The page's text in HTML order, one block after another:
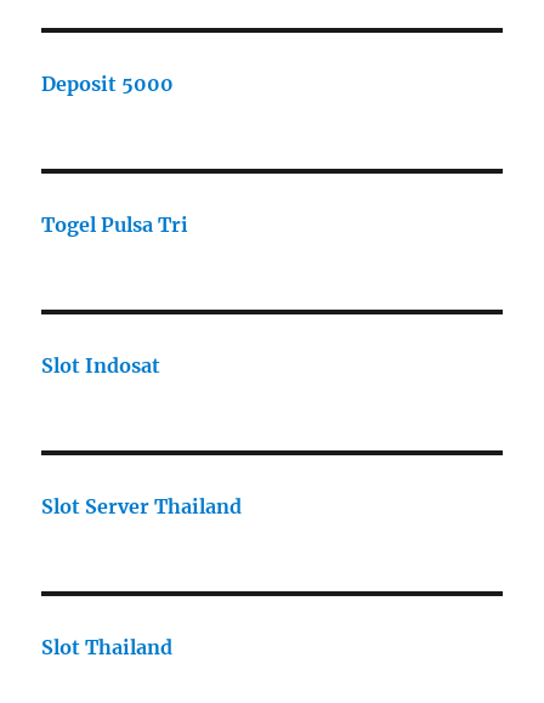
Deposit 5000
Togel Pulsa Tri
Slot Indosat
Slot Server Thailand
Slot Thailand